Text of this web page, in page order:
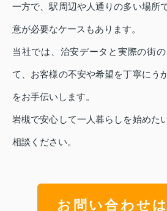
一方で、駅周辺や人通りの多い場所
意が必要なケースもあります。
当社では、治安データと実際の街
て、お客様の不安や希望を丁寧にう
をお手伝いします。
岩槻で安心して一人暮らしを始めた
相談ください。
お問い合わせ